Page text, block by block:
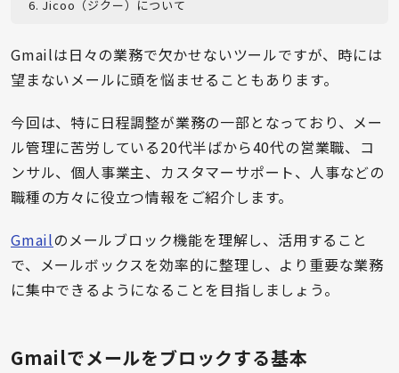
6. Jicoo（ジクー）について
Gmailは日々の業務で欠かせないツールですが、時には
望まないメールに頭を悩ませることもあります。
今回は、特に日程調整が業務の一部となっており、メー
ル管理に苦労している20代半ばから40代の営業職、コ
ンサル、個人事業主、カスタマーサポート、人事などの
職種の方々に役立つ情報をご紹介します。
Gmailのメールブロック機能を理解し、活用すること
で、メールボックスを効率的に整理し、より重要な業務
に集中できるようになることを目指しましょう。
Gmailでメールをブロックする基本